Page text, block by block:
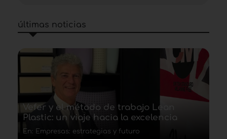
últimas noticias
Vefer y el método de trabajo Lean
Plastic: un viaje hacia la excelencia
En: Empresas: estrategias y futuro